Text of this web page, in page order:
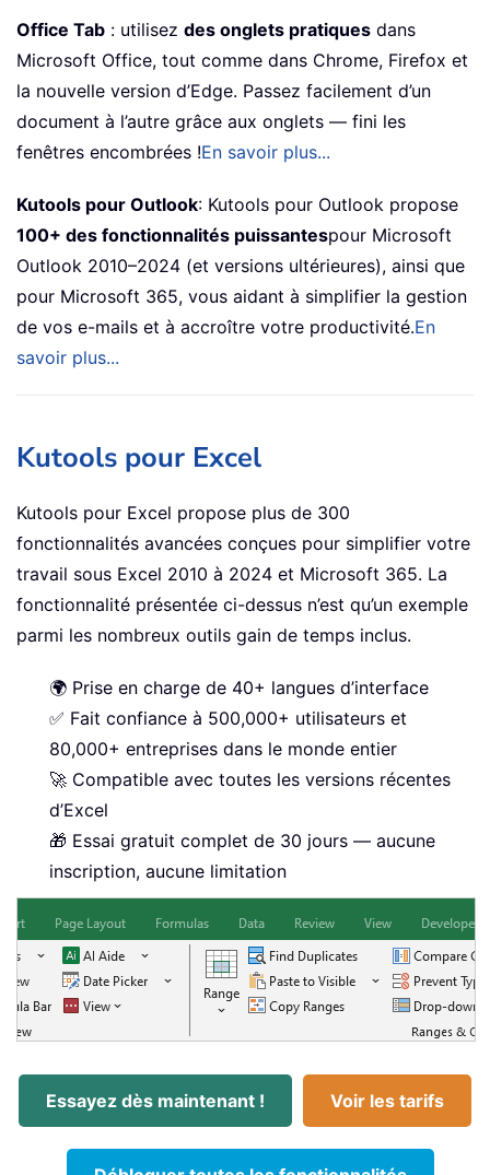
Office Tab : utilisez des onglets pratiques dans
Microsoft Office, tout comme dans Chrome, Firefox et
la nouvelle version d’Edge. Passez facilement d’un
document à l’autre grâce aux onglets — fini les
fenêtres encombrées !En savoir plus...
Kutools pour Outlook: Kutools pour Outlook propose
100+ des fonctionnalités puissantespour Microsoft
Outlook 2010–2024 (et versions ultérieures), ainsi que
pour Microsoft 365, vous aidant à simplifier la gestion
de vos e-mails et à accroître votre productivité.En
savoir plus...
Kutools pour Excel
Kutools pour Excel propose plus de 300
fonctionnalités avancées conçues pour simplifier votre
travail sous Excel 2010 à 2024 et Microsoft 365. La
fonctionnalité présentée ci-dessus n’est qu’un exemple
parmi les nombreux outils gain de temps inclus.
🌍 Prise en charge de 40+ langues d’interface
✅ Fait confiance à 500,000+ utilisateurs et
80,000+ entreprises dans le monde entier
🚀 Compatible avec toutes les versions récentes
d’Excel
🎁 Essai gratuit complet de 30 jours — aucune
inscription, aucune limitation
Essayez dès maintenant ! Voir les tarifs